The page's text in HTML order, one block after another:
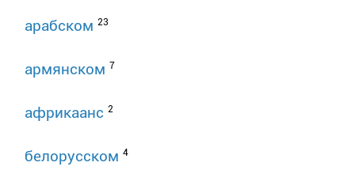
арабском 23
армянском 7
африкаанс 2
белорусском 4